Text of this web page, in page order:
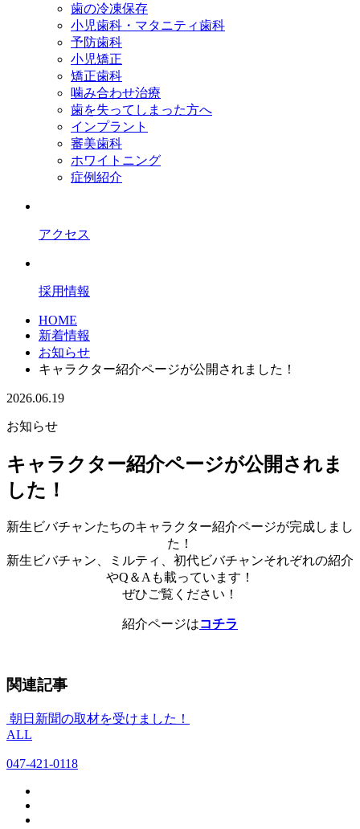
歯の冷凍保存
小児歯科・マタニティ歯科
予防歯科
小児矯正
矯正歯科
噛み合わせ治療
歯を失ってしまった方へ
インプラント
審美歯科
ホワイトニング
症例紹介
アクセス
採用情報
HOME
新着情報
お知らせ
キャラクター紹介ページが公開されました！
2026.06.19
お知らせ
キャラクター紹介ページが公開されま
した！
新生ビバチャンたちのキャラクター紹介ページが完成しまし
た！
新生ビバチャン、ミルティ、初代ビバチャンそれぞれの紹介
やQ＆Aも載っています！
ぜひご覧ください！
紹介ページはコチラ
関連記事
朝日新聞の取材を受けました！
ALL
047-421-0118